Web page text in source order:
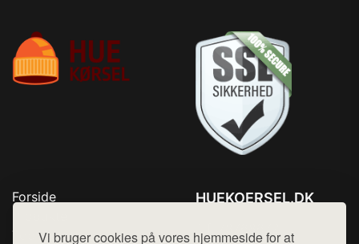
Vi bruger cookies på vores hjemmeside for at
Forside
Top Rabatter
HUEKOERSEL.DK